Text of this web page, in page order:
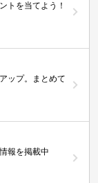
トを当てよう！
ップ。まとめて
報を掲載中